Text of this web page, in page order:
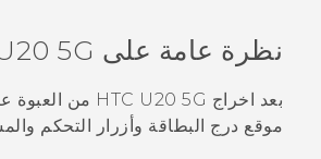
VIVERSE
البرامج + التطبيقات
الدعم
نظرة عامة على 5G
بعد اخراج HTC U20 5G من العبوة
موقع درج البطاقة وأزرار التحكم